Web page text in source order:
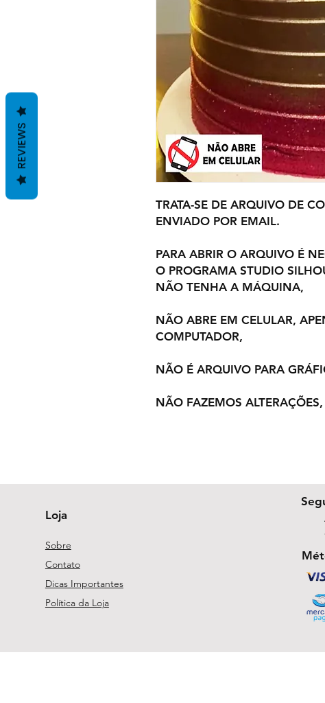
TRATA-SE DE ARQUIVO DE
ENVIADO POR EMAIL.
PARA ABRIR O ARQUIVO É
O PROGRAMA STUDIO
NÃO TENHA A MÁQUINA,
NÃO ABRE EM CELULAR,
COMPUTADOR,
NÃO É ARQUIVO PARA
NÃO FAZEMOS ALTERAÇÕES,
Loja
Sobre
Contato
Dicas Importantes
Política da Loja
REVIEWS